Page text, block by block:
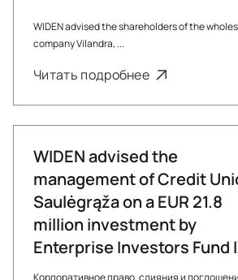
WIDEN advised the shareholders of the
company Vilandra, ...
Читать подробнее
WIDEN advised the
management of Credit
Saulėgrąža on a EUR 21.8
million investment by
Enterprise Investors Fund
Корпоративное право, слияния и